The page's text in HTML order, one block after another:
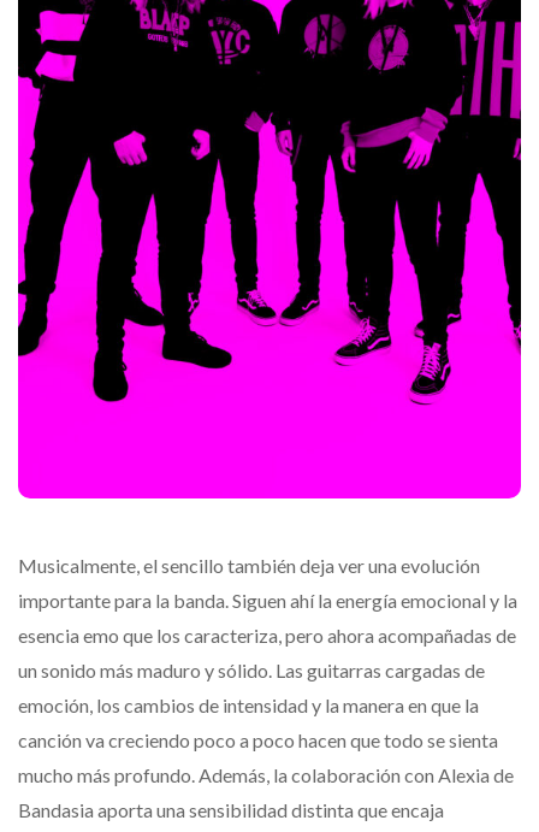
Musicalmente, el sencillo también deja ver una evolución
importante para la banda. Siguen ahí la energía emocional y la
esencia emo que los caracteriza, pero ahora acompañadas de
un sonido más maduro y sólido. Las guitarras cargadas de
emoción, los cambios de intensidad y la manera en que la
canción va creciendo poco a poco hacen que todo se sienta
mucho más profundo. Además, la colaboración con Alexia de
Bandasia aporta una sensibilidad distinta que encaja